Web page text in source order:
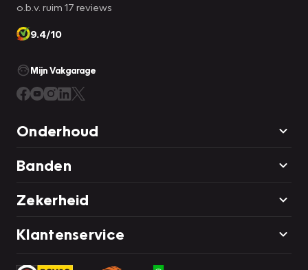
o.b.v. ruim 17 reviews
9.4/10
Mijn Vakgarage
Onderhoud
Banden
Zekerheid
Klantenservice